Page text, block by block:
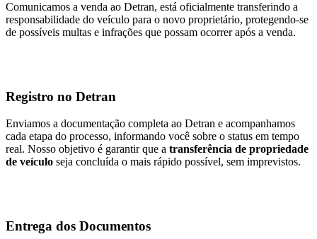
Comunicamos a venda ao Detran, está oficialmente transferindo a
responsabilidade do veículo para o novo proprietário, protegendo-se
de possíveis multas e infrações que possam ocorrer após a venda.
Registro no Detran
Enviamos a documentação completa ao Detran e acompanhamos
cada etapa do processo, informando você sobre o status em tempo
real. Nosso objetivo é garantir que a transferência de propriedade
de veículo seja concluída o mais rápido possível, sem imprevistos.
Entrega dos Documentos